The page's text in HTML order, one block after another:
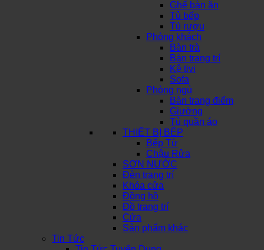
Ghế bàn ăn
Tủ bếp
Tủ rượu
Phòng khách
Bàn trà
Bàn trang trí
Kệ tivi
Sofa
Phòng ngủ
Bàn trang điểm
Giường
Tủ quần áo
THIẾT BỊ BẾP
Bếp Từ
Chậu Rửa
SƠN NƯỚC
Đèn trang trí
Khóa cửa
Đồng hồ
Đồ trang trí
Cửa
Sản phẩm khác
Tin Tức